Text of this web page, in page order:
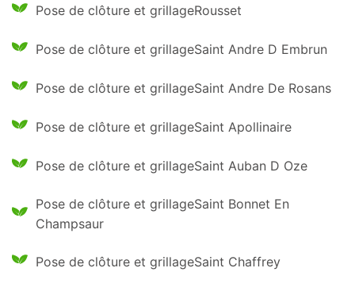
Pose de clôture et grillageRousset
Pose de clôture et grillageSaint Andre D Embrun
Pose de clôture et grillageSaint Andre De Rosans
Pose de clôture et grillageSaint Apollinaire
Pose de clôture et grillageSaint Auban D Oze
Pose de clôture et grillageSaint Bonnet En
Champsaur
Pose de clôture et grillageSaint Chaffrey